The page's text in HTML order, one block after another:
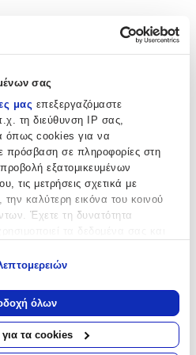
σας
μας επεξεργαζόμαστε
τη διεύθυνση IP σας,
όπως cookies για να
πρόσβαση σε πληροφορίες στη
εξατομικευμένων
τις μετρήσεις σχετικά με
την καλύτερη εικόνα του κοινού
Έχετε τη δυνατότητα
σχετικά με τη γεωγραφική
να είναι ακριβείς σε
συσκευή σας σαρώνοντας ενεργά
όλων
για τα cookies